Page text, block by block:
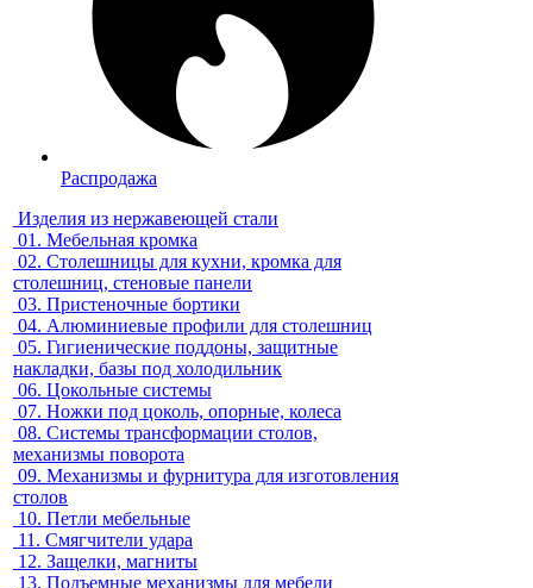
Распродажа
Изделия из нержавеющей стали
01. Мебельная кромка
02. Столешницы для кухни, кромка для
столешниц, стеновые панели
03. Пристеночные бортики
04. Алюминиевые профили для столешниц
05. Гигиенические поддоны, защитные
накладки, базы под холодильник
06. Цокольные системы
07. Ножки под цоколь, опорные, колеса
08. Системы трансформации столов,
механизмы поворота
09. Механизмы и фурнитура для изготовления
столов
10. Петли мебельные
11. Смягчители удара
12. Защелки, магниты
13. Подъемные механизмы для мебели